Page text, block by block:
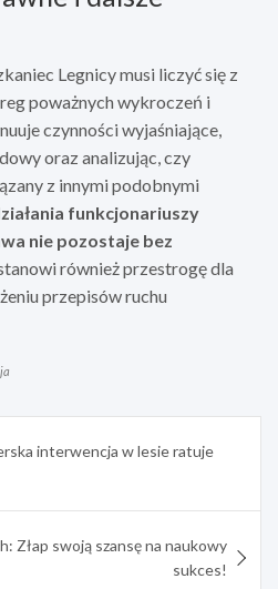
Legnicy musi liczyć się z
poważnych wykroczeń i
czynności wyjaśniające,
oraz analizując, czy
z innymi podobnymi
funkcjonariuszy
nie pozostaje bez
również przestrogę dla
przepisów ruchu
interwencja w lesie ratuje
Złap swoją szansę na naukowy
sukces!